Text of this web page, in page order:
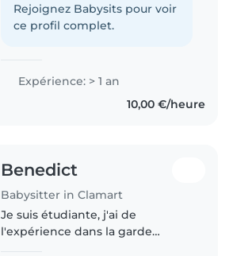
d'âge préscolaire et scolaire. Je
propose des activités comme le
Rejoignez Babysits pour voir
ce profil complet.
Expérience: > 1 an
10,00 €/heure
Benedict
Babysitter in Clamart
Je suis étudiante, j'ai de
l'expérience dans la garde